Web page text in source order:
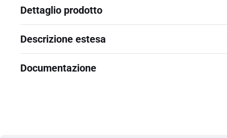
Dettaglio prodotto
Descrizione estesa
Documentazione